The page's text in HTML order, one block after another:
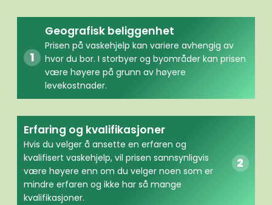
Geografisk beliggenhet
Prisen på vaskehjelp kan variere avhengig av
hvor du bor. I storbyer og byområder kan prisen
være høyere på grunn av høyere
levekostnader.
Erfaring og kvalifikasjoner
Hvis du velger å ansette en erfaren og
kvalifisert vaskehjelp, vil prisen sannsynligvis
være høyere enn om du velger noen som er
mindre erfaren og ikke har så mange
kvalifikasjoner.